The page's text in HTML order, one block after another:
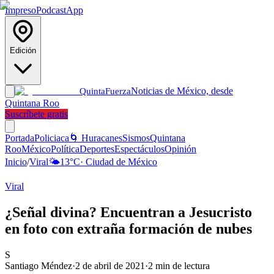
ImpresoPodcastApp
Edición
QuintaFuerzaNoticias de México, desde
Quintana Roo
Suscríbete gratis
PortadaPoliciaca 🌀 HuracanesSismosQuintana
RooMéxicoPolíticaDeportesEspectáculosOpinión
Inicio/Viral🌤️13°C· Ciudad de México
Viral
¿Señal divina? Encuentran a Jesucristo
en foto con extraña formación de nubes
S
Santiago Méndez·2 de abril de 2021 ·2 min de lectura